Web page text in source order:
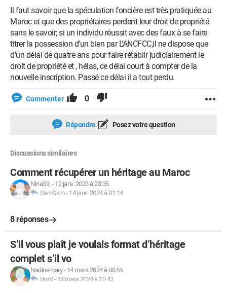
Il faut savoir que la spéculation foncière est très pratiquée au
Maroc et que des propriétaires perdent leur droit de propriété
sans le savoir; si un individu réussit avec des faux à se faire
titrer la possession d'un bien par L'ANCFCC,il ne dispose que
d'un délai de quatre ans pour faire rétablir judiciairement le
droit de propriété et , hélas, ce délai court à compter de la
nouvelle inscription. Passé ce délai il a tout perdu.
Commenter 0
Répondre Posez votre question
Discussions similaires
Comment récupérer un héritage au Maroc
Nina59.- 12 janv. 2023 à 23:35
SamSam- 14 janv. 2024 à 01:14
8 réponses
S’il vous plaît je voulais format d’héritage
complet s’il vo
Nadinemary- 14 mars 2024 à 00:55
BmV- 14 mars 2024 à 10:43